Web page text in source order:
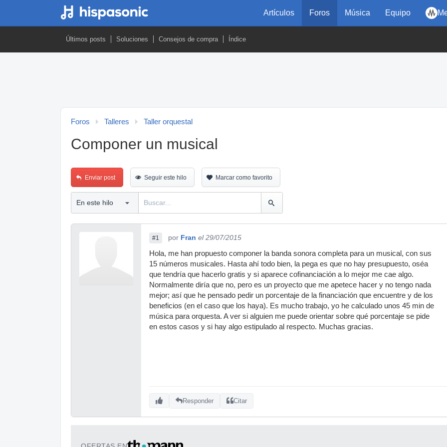
Artículos Foros Música Equipo
Últimos posts Soluciones Consejos de compra Índice
Foros Talleres Taller orquestal
Componer un musical
Enviar post Seguir este hilo Marcar como favorito
#1 por Fran el 29/07/2015
Hola, me han propuesto componer la banda sonora completa para un musical, con sus
15 números musicales. Hasta ahí todo bien, la pega es que no hay presupuesto, oséa
que tendría que hacerlo gratis y si aparece cofinanciación a lo mejor me cae algo.
Normalmente diría que no, pero es un proyecto que me apetece hacer y no tengo nada
mejor; así que he pensado pedir un porcentaje de la financiación que encuentre y de los
beneficios (en el caso que los haya). Es mucho trabajo, yo he calculado unos 45 min de
música para orquesta. A ver si alguien me puede orientar sobre qué porcentaje se pide
en estos casos y si hay algo estipulado al respecto. Muchas gracias.
Responder Citar